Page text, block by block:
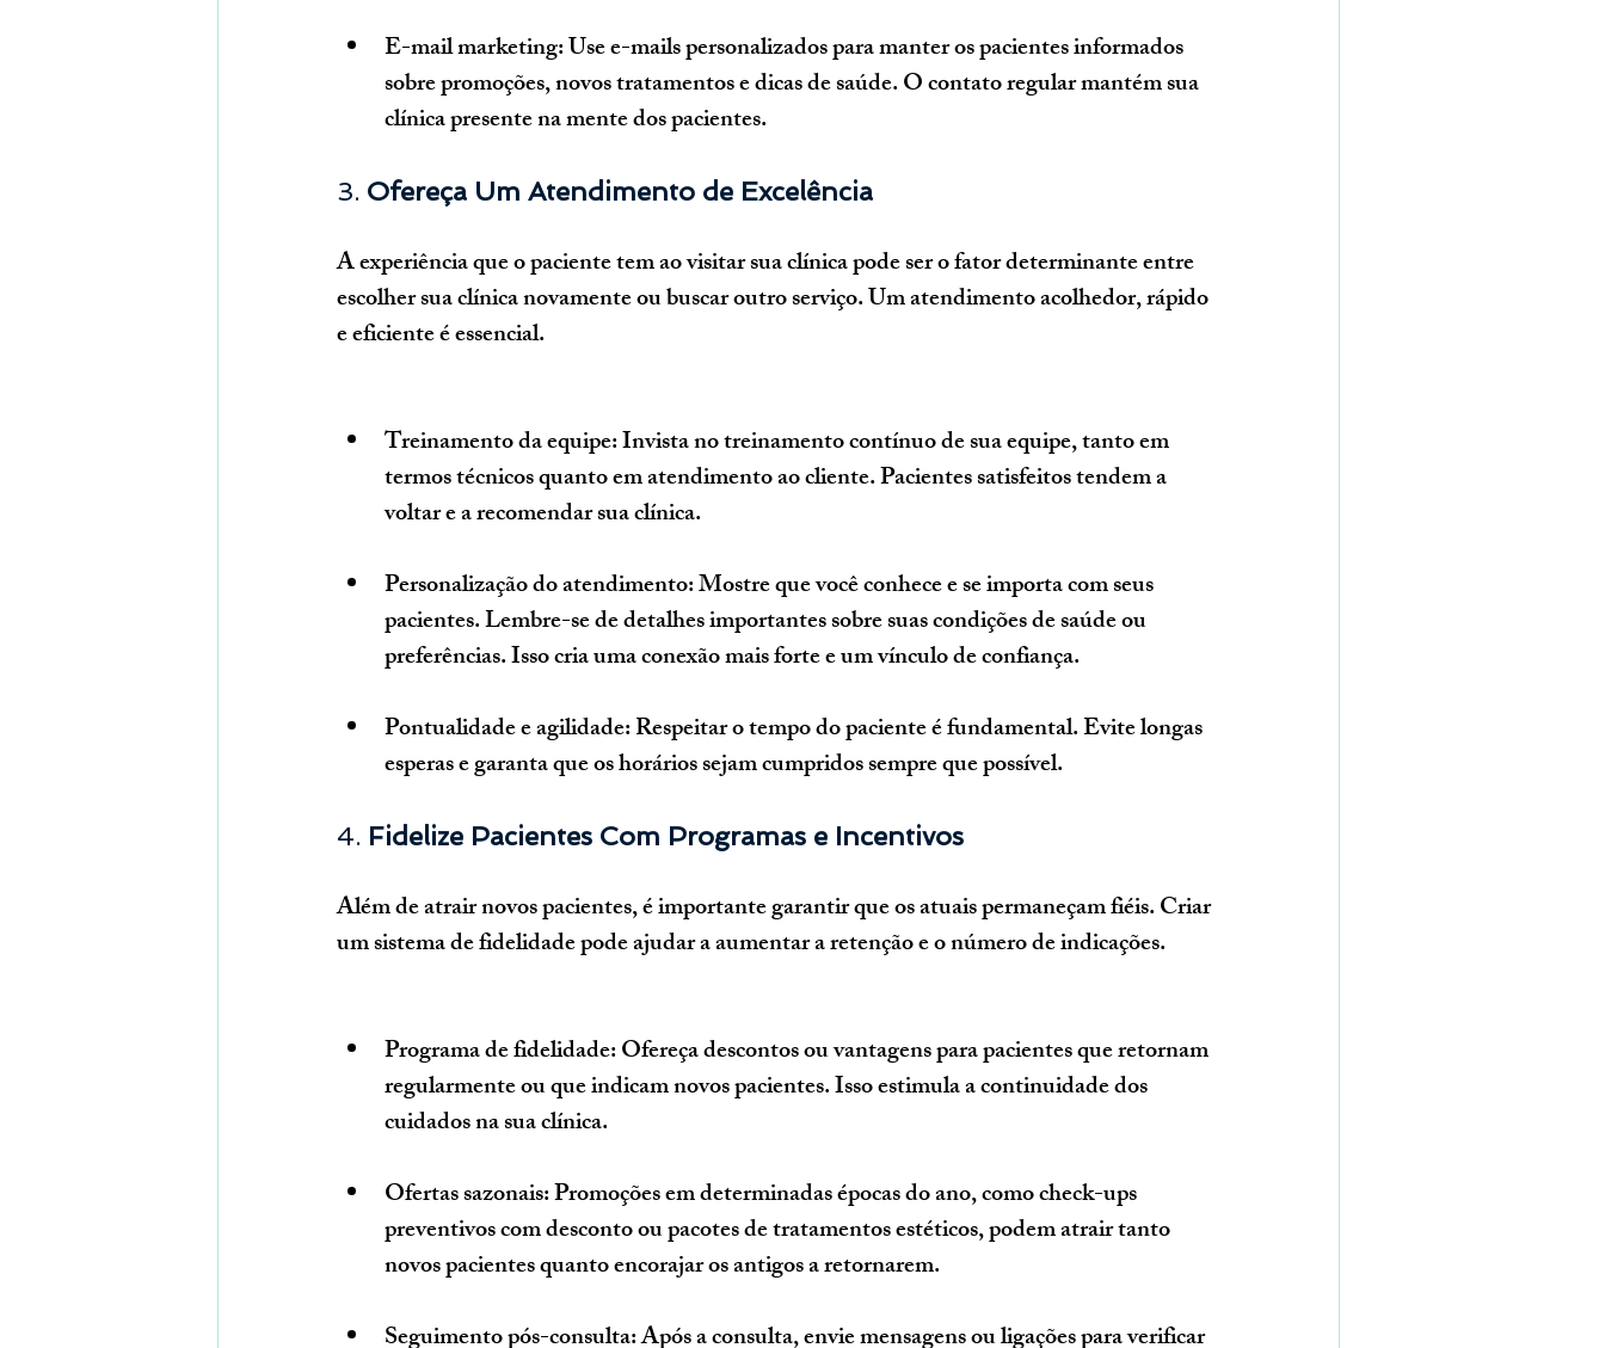
E-mail marketing: Use e-mails personalizados para manter os pacientes informados
sobre promoções, novos tratamentos e dicas de saúde. O contato regular mantém sua
clínica presente na mente dos pacientes.
3. Ofereça Um Atendimento de Excelência
A experiência que o paciente tem ao visitar sua clínica pode ser o fator determinante entre
escolher sua clínica novamente ou buscar outro serviço. Um atendimento acolhedor, rápido
e eficiente é essencial.
Treinamento da equipe: Invista no treinamento contínuo de sua equipe, tanto em
termos técnicos quanto em atendimento ao cliente. Pacientes satisfeitos tendem a
voltar e a recomendar sua clínica.
Personalização do atendimento: Mostre que você conhece e se importa com seus
pacientes. Lembre-se de detalhes importantes sobre suas condições de saúde ou
preferências. Isso cria uma conexão mais forte e um vínculo de confiança.
Pontualidade e agilidade: Respeitar o tempo do paciente é fundamental. Evite longas
esperas e garanta que os horários sejam cumpridos sempre que possível.
4. Fidelize Pacientes Com Programas e Incentivos
Além de atrair novos pacientes, é importante garantir que os atuais permaneçam fiéis. Criar
um sistema de fidelidade pode ajudar a aumentar a retenção e o número de indicações.
Programa de fidelidade: Ofereça descontos ou vantagens para pacientes que retornam
regularmente ou que indicam novos pacientes. Isso estimula a continuidade dos
cuidados na sua clínica.
Ofertas sazonais: Promoções em determinadas épocas do ano, como check-ups
preventivos com desconto ou pacotes de tratamentos estéticos, podem atrair tanto
novos pacientes quanto encorajar os antigos a retornarem.
Seguimento pós-consulta: Após a consulta, envie mensagens ou ligações para verificar